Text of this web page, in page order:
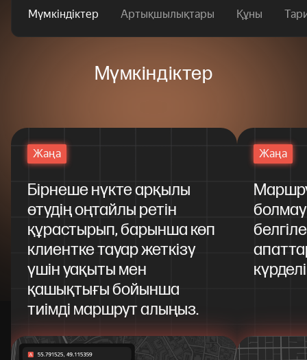
Мүмкіндіктер Артықшылықтары Құны
Мүмкіндіктер
Жаңа
Бірнеше нүкте арқылы
өтудің оңтайлы ретін
құрастырып, барынша көп
клиентке тауар жеткізу
үшін уақыты мен
қашықтығы бойынша
тиімді маршрут алыңыз.
Жаңа